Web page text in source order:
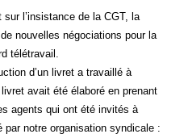
l’insistance de la CGT, la
nouvelles négociations pour la
télétravail.
d’un livret a travaillé à
avait été élaboré en prenant
agents qui ont été invités à
par notre organisation syndicale :